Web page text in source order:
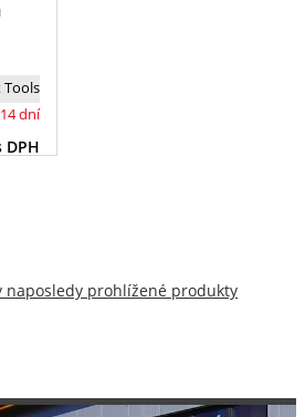
Tools
dní
DPH
naposledy prohlížené produkty